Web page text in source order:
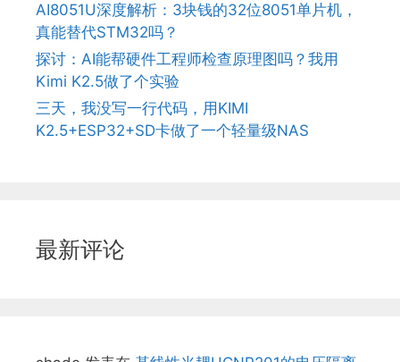
AI8051U深度解析：3块钱的32位8051单片机，
真能替代STM32吗？
探讨：AI能帮硬件工程师检查原理图吗？我用
Kimi K2.5做了个实验
三天，我没写一行代码，用KIMI
K2.5+ESP32+SD卡做了一个轻量级NAS
最新评论